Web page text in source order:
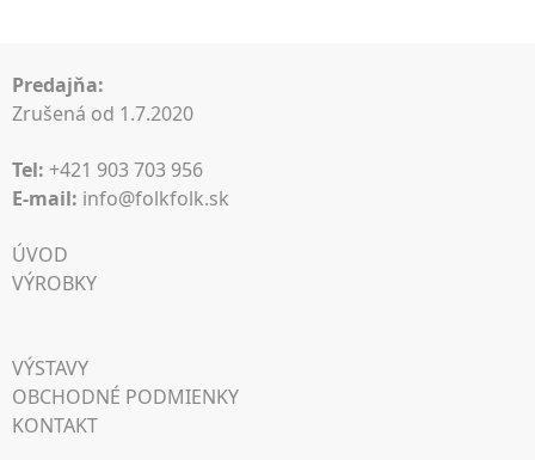
Predajňa:
Zrušená od 1.7.2020
Tel: +421 903 703 956
E-mail: info@folkfolk.sk
ÚVOD
VÝROBKY
VÝSTAVY
OBCHODNÉ PODMIENKY
KONTAKT